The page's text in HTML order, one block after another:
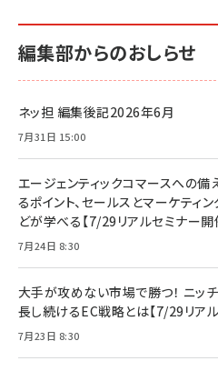
編集部からのおしらせ
ネッ担 編集後記2026年6月
7月31日 15:00
エージェンティックコマースへの
るポイント、セールスとマーケティ
どが学べる【7/29リアルセミナー開
7月24日 8:30
大手が攻めない市場で勝つ！ ニッ
長し続けるEC戦略とは【7/29リア
7月23日 8:30